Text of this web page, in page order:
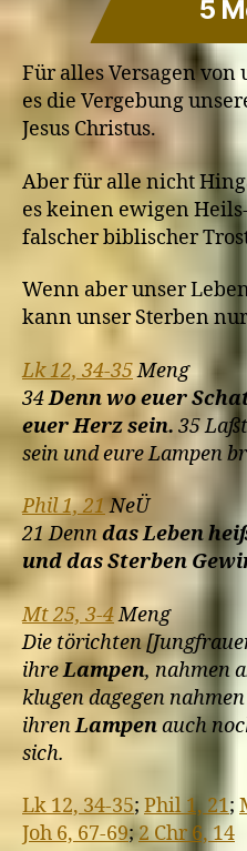
5
Für alles Versagen von
es die Vergebung
Jesus Christus.
Aber für alle nicht
es keinen ewigen
falscher biblischer
Wenn aber unser
kann unser Sterben
Lk 12, 34-35Meng
34Denn wo euer
euer Herz sein. 35
sein und eure Lampen
Phil 1, 21NeÜ
21 Denndas Leben
und das Sterben
Mt 25, 3-4Meng
Die törichten
ihreLampen, nahmen
klugen dagegen
ihrenLampenauch
sich.
Lk 12, 34-35; Phil 1, 21;
Joh 6, 67-69; 2 Chr 6, 14